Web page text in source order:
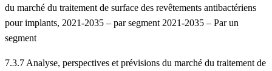
du marché du traitement de surface des revêtements antibactériens
pour implants, 2021-2035 – par segment 2021-2035 – Par un
segment
7.3.7 Analyse, perspectives et prévisions du marché du traitement de